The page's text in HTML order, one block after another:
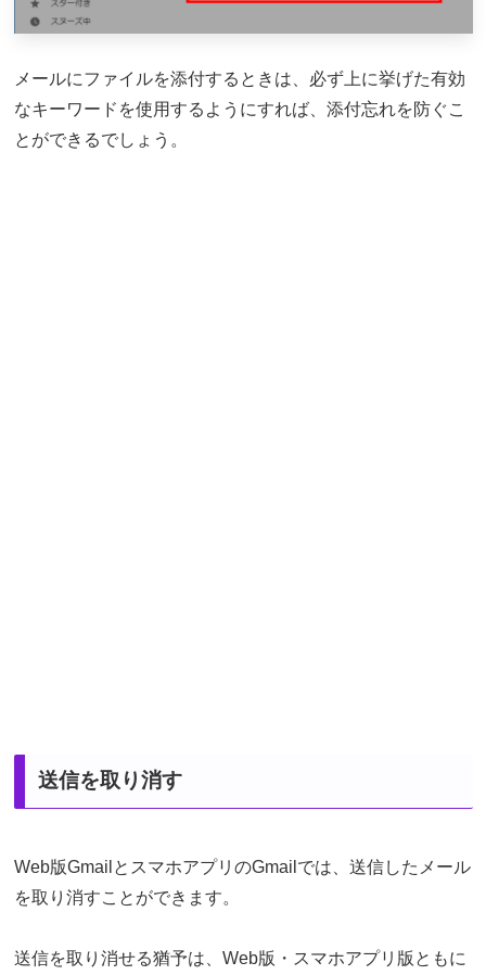
メールにファイルを添付するときは、必ず上に挙げた有効
なキーワードを使用するようにすれば、添付忘れを防ぐこ
とができるでしょう。
送信を取り消す
Web版GmailとスマホアプリのGmailでは、送信したメール
を取り消すことができます。
送信を取り消せる猶予は、Web版・スマホアプリ版ともに